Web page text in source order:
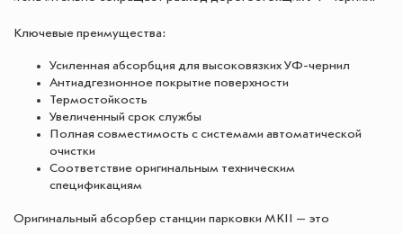
Ключевые преимущества:
Усиленная абсорбция для высоковязких УФ-чернил
Антиадгезионное покрытие поверхности
Термостойкость
Увеличенный срок службы
Полная совместимость с системами автоматической
очистки
Соответствие оригинальным техническим
спецификациям
Оригинальный абсорбер станции парковки MKII — это